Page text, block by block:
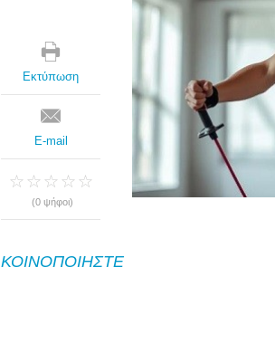
Εκτύπωση
E-mail
(0 ψήφοι)
ΚΟΙΝΟΠΟΙΗΣΤΕ